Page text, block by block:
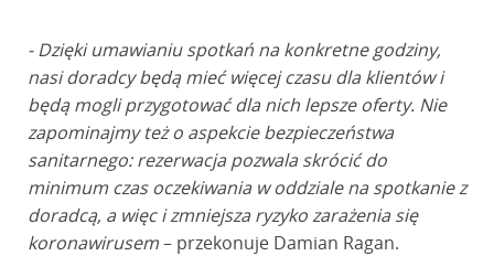
- Dzięki umawianiu spotkań na konkretne godziny,
nasi doradcy będą mieć więcej czasu dla klientów i
będą mogli przygotować dla nich lepsze oferty. Nie
zapominajmy też o aspekcie bezpieczeństwa
sanitarnego: rezerwacja pozwala skrócić do
minimum czas oczekiwania w oddziale na spotkanie z
doradcą, a więc i zmniejsza ryzyko zarażenia się
koronawirusem– przekonuje Damian Ragan.